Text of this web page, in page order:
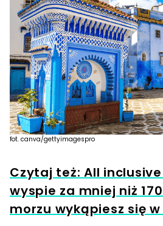
fot. canva/gettyimagespro
Czytaj też: All
wyspie za mniej niż
morzu wykąpiesz się